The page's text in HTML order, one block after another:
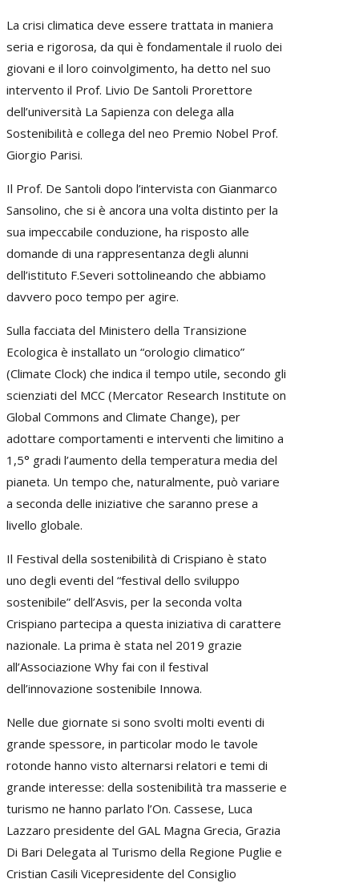
La crisi climatica deve essere trattata in maniera
seria e rigorosa, da qui è fondamentale il ruolo dei
giovani e il loro coinvolgimento, ha detto nel suo
intervento il Prof. Livio De Santoli Prorettore
dell’università La Sapienza con delega alla
Sostenibilità e collega del neo Premio Nobel Prof.
Giorgio Parisi.
Il Prof. De Santoli dopo l’intervista con Gianmarco
Sansolino, che si è ancora una volta distinto per la
sua impeccabile conduzione, ha risposto alle
domande di una rappresentanza degli alunni
dell’istituto F.Severi sottolineando che abbiamo
davvero poco tempo per agire.
Sulla facciata del Ministero della Transizione
Ecologica è installato un “orologio climatico”
(Climate Clock) che indica il tempo utile, secondo gli
scienziati del MCC (Mercator Research Institute on
Global Commons and Climate Change), per
adottare comportamenti e interventi che limitino a
1,5° gradi l’aumento della temperatura media del
pianeta. Un tempo che, naturalmente, può variare
a seconda delle iniziative che saranno prese a
livello globale.
Il Festival della sostenibilità di Crispiano è stato
uno degli eventi del “festival dello sviluppo
sostenibile” dell’Asvis, per la seconda volta
Crispiano partecipa a questa iniziativa di carattere
nazionale. La prima è stata nel 2019 grazie
all’Associazione Why fai con il festival
dell’innovazione sostenibile Innowa.
Nelle due giornate si sono svolti molti eventi di
grande spessore, in particolar modo le tavole
rotonde hanno visto alternarsi relatori e temi di
grande interesse: della sostenibilità tra masserie e
turismo ne hanno parlato l’On. Cassese, Luca
Lazzaro presidente del GAL Magna Grecia, Grazia
Di Bari Delegata al Turismo della Regione Puglie e
Cristian Casili Vicepresidente del Consiglio